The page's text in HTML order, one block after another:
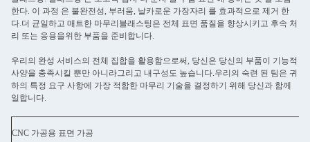
한다. 이 과정 은 불완전성, 부러움, 날카로운 가장자리 를 효과적으로 제거 한
다.더 균일하고 매트한 마무리블래스팅은 전체 표면 품질을 향상시키고 후속 처
리 또는 응용을위한 부품을 준비합니다.
우리의 완성 서비스의 전체 집합을 활용함으로써, 당신은 당신의 부품이 기능적
사양을 충족시킬 뿐만 아니라그리고 내구성도 높습니다.우리의 숙련 된 팀은 귀
하의 특정 요구 사항에 가장 적합한 마무리 기술을 결정하기 위해 당신과 함께
일합니다.
CNC 가공용 표면 가공